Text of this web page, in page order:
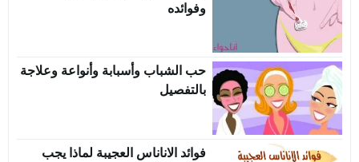
وفوائده
حب الشباب وأسبابة وأنواعة وعلاجة
بالتفصيل
فوائد الاناناس العجيبة لماذا يجب